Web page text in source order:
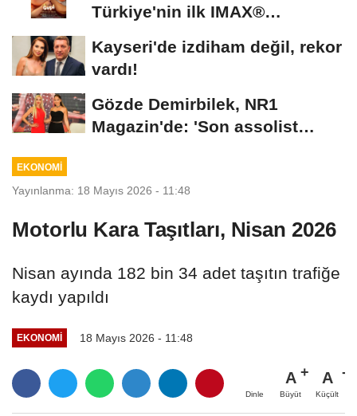
Türkiye'nin ilk IMAX®
Kayseri'de izdiham değil, rekor
vardı!
Gözde Demirbilek, NR1
Magazin'de: 'Son assolist
EKONOMİ
Yayınlanma: 18 Mayıs 2026 - 11:48
Motorlu Kara Taşıtları, Nisan 2026
Nisan ayında 182 bin 34 adet taşıtın trafiğe
kaydı yapıldı
EKONOMİ 18 Mayıs 2026 - 11:48
Dinle
A
Büyüt
A
Küçült